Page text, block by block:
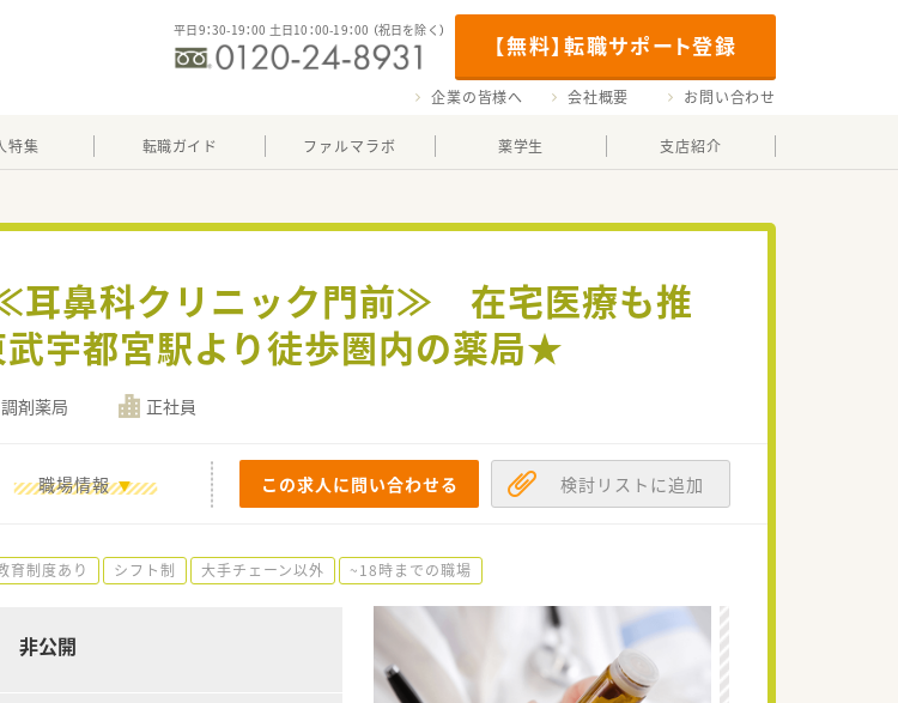
【無料】転職サポート登録
平日9：30-19：00 土日10：00-19：00 （祝日を除く）
企業の皆様へ 会社概要 お問い合わせ
特集 転職ガイド ファルマラボ 薬学生 支店紹介
≪耳鼻科クリニック門前≫ 在宅医療も推
宇都宮駅より徒歩圏内の薬局★
調剤薬局 正社員
職場情報 この求人に問い合わせる 検討リストに追加
育制度あり シフト制 大手チェーン以外 ~18時までの職場
非公開